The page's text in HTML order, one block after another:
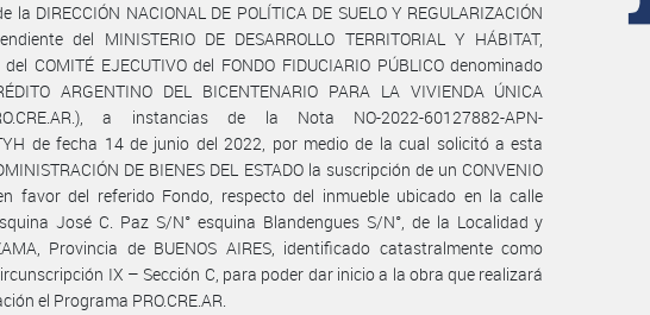
la DIRECCIÓN NACIONAL DE POLÍTICA DE SUELO Y REGULARIZACIÓN
del MINISTERIO DE DESARROLLO TERRITORIAL Y HÁBITAT,
COMITÉ EJECUTIVO del FONDO FIDUCIARIO PÚBLICO denominado
ARGENTINO DEL BICENTENARIO PARA LA VIVIENDA ÚNICA
a instancias de la Nota NO-2022-60127882-APN-
de fecha 14 de junio del 2022, por medio de la cual solicitó a esta
DE BIENES DEL ESTADO la suscripción de un CONVENIO
en favor del referido Fondo, respecto del inmueble ubicado en la calle
José C. Paz S/N° esquina Blandengues S/N°, de la Localidad y
Provincia de BUENOS AIRES, identificado catastralmente como
IX – Sección C, para poder dar inicio a la obra que realizará
el Programa PRO.CRE.AR.